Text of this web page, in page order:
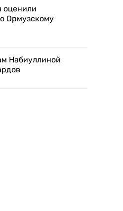
оценили
Ормузскому
Набиуллиной